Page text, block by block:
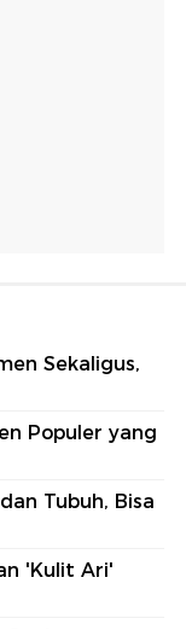
Sekaligus,
Populer yang
Tubuh, Bisa
'Kulit Ari'